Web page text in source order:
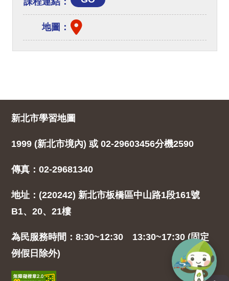
地圖：
新北市學習地圖
1999 (新北市境內) 或 02-29603456分機2590
傳真：02-29681340
地址：(220242) 新北市板橋區中山路1段161號
B1、20、21樓
為民服務時間：8:30~12:30 13:30~17:30 (固定
例假日除外)